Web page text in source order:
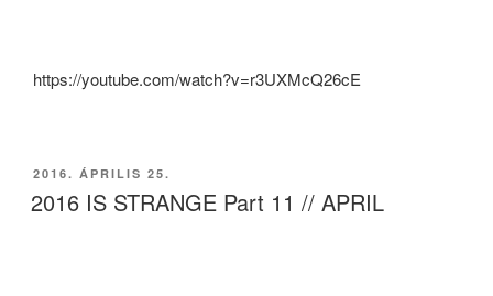
https://youtube.com/watch?v=r3UXMcQ26cE
BEKÜLDVE:
2016. ÁPRILIS 25.
2016 IS STRANGE Part 11 // APRIL